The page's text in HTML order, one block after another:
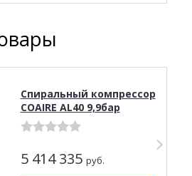
Спиральный компрессор
COAIRE AL40 9,9бар
5 414 335 руб.